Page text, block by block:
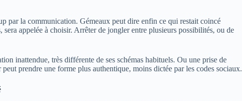
par la communication. Gémeaux peut dire enfin ce qui restait coincé
appelée à choisir. Arrêter de jongler entre plusieurs possibilités, ou de
inattendue, très différente de ses schémas habituels. Ou une prise de
prendre une forme plus authentique, moins dictée par les codes sociaux.